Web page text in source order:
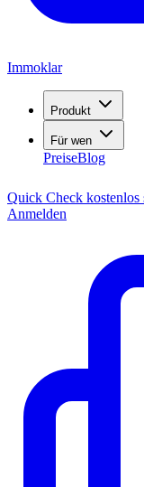
Immoklar
Produkt
Für wen
PreiseBlog
Quick Check kostenlos
Anmelden